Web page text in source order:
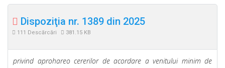
Dispoziţia nr. 1389 din 2025
111 Descărcări 381.15 KB
privind aprohareo cererilor de acordare a venitului minim de